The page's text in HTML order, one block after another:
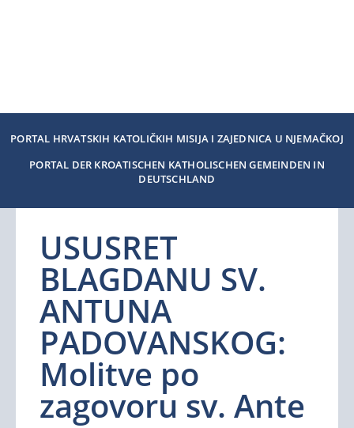
PORTAL HRVATSKIH KATOLIČKIH MISIJA I ZAJEDNICA U NJEMAČKOJ
PORTAL DER KROATISCHEN KATHOLISCHEN GEMEINDEN IN
DEUTSCHLAND
USUSRET
BLAGDANU SV.
ANTUNA
PADOVANSKOG:
Molitve po
zagovoru sv. Ante